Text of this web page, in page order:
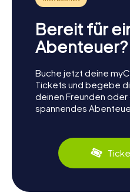
Bereit für
Abenteuer?
Buche jetzt deine
Tickets und begebe
deinen Freunden oder
spannendes